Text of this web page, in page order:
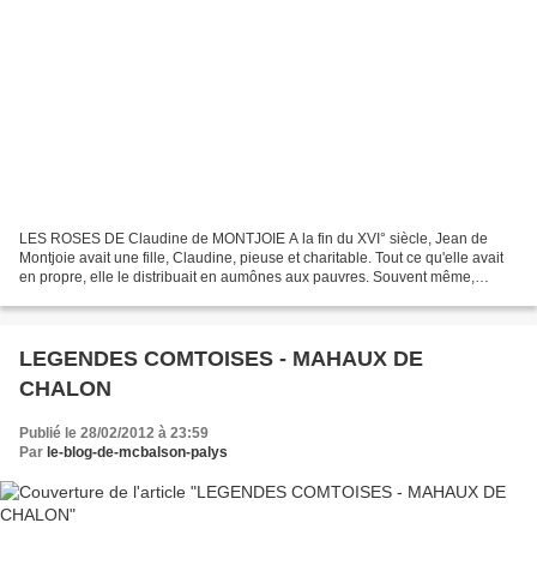
LES ROSES DE Claudine de MONTJOIE A la fin du XVI° siècle, Jean de
Montjoie avait une fille, Claudine, pieuse et charitable. Tout ce qu'elle avait
en propre, elle le distribuait en aumônes aux pauvres. Souvent même,
LEGENDES COMTOISES - MAHAUX DE
CHALON
Publié le 28/02/2012 à 23:59
Par le-blog-de-mcbalson-palys